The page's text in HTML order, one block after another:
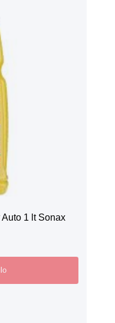
1 lt Sonax